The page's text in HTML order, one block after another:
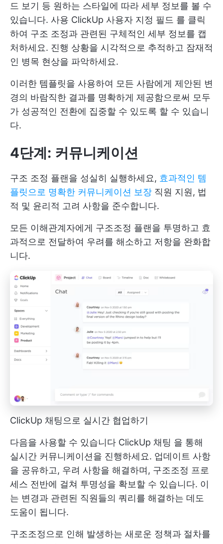
드 보기 등 원하는 스타일에 따라 세부 정보를 볼 수
있습니다. 사용 ClickUp 사용자 지정 필드 를 클릭
하여 구조 조정과 관련된 구체적인 세부 정보를 캡
처하세요. 진행 상황을 시각적으로 추적하고 잠재적
인 병목 현상을 파악하세요.
이러한 템플릿을 사용하여 모든 사람에게 제안된 변
경의 바람직한 결과를 명확하게 제공함으로써 모두
가 성공적인 전환에 집중할 수 있도록 할 수 있습니
다.
4단계: 커뮤니케이션
구조 조정 플랜을 성실히 실행하세요, 효과적인 템
플릿으로 명확한 커뮤니케이션 보장 직원 지원, 법
적 및 윤리적 고려 사항을 준수합니다.
모든 이해관계자에게 구조조정 플랜을 투명하고 효
과적으로 전달하여 우려를 해소하고 저항을 완화합
니다.
ClickUp 채팅으로 실시간 협업하기
다음을 사용할 수 있습니다 ClickUp 채팅 을 통해
실시간 커뮤니케이션을 진행하세요. 업데이트 사항
을 공유하고, 우려 사항을 해결하며, 구조조정 프로
세스 전반에 걸쳐 투명성을 확보할 수 있습니다. 이
는 변경과 관련된 직원들의 쿼리를 해결하는 데도
도움이 됩니다.
구조조정으로 인해 발생하는 새로운 정책과 절차를